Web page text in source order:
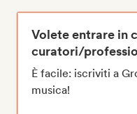
Volete entrare in
curatori/
È facile: iscriviti a
musica!